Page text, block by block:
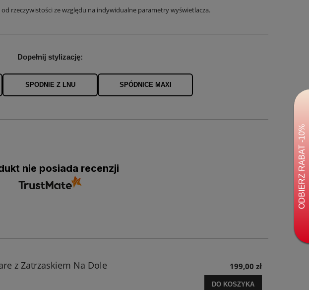
rzeczywistości ze względu na indywidualne parametry wyświetlacza.
Dopełnij stylizację:
SPODNIE Z LNU SPÓDNICE MAXI
nie posiada recenzji
z Zatrzaskiem Na Dole
199,00 zł
DO KOSZYKA